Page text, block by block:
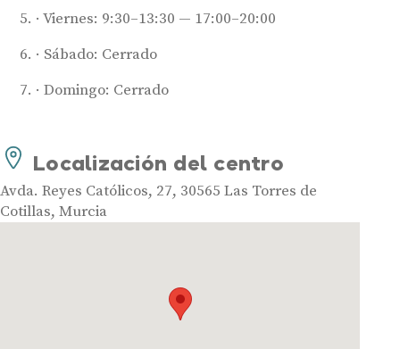
Viernes: 9:30–13:30 — 17:00–20:00
Sábado: Cerrado
Domingo: Cerrado
Localización del centro
Avda. Reyes Católicos, 27, 30565 Las Torres de
Cotillas, Murcia
Audífonos
Tipos de audífonos para la sordera
Audífonos invisibles
Audífonos bluetooth
Audífonos recargables